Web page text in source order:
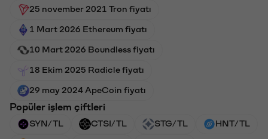
25 november 2021 Tron fiyatı
1 Mart 2026 Ethereum fiyatı
10 Mart 2026 Boundless fiyatı
18 Ekim 2025 Radicle fiyatı
29 may 2024 ApeCoin fiyatı
Popüler işlem çiftleri
SYN/TL CTSI/TL STG/TL HNT/TL